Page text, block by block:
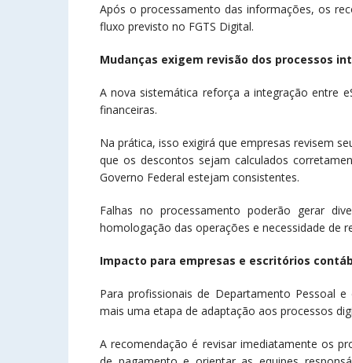
Após o processamento das informações, os
fluxo previsto no FGTS Digital.
Mudanças exigem revisão dos processos
A nova sistemática reforça a integração entre
financeiras.
Na prática, isso exigirá que empresas revisem
que os descontos sejam calculados
Governo Federal estejam consistentes.
Falhas no processamento poderão gerar
homologação das operações e necessidade de
Impacto para empresas e escritórios
Para profissionais de Departamento Pessoal
mais uma etapa de adaptação aos processos
A recomendação é revisar imediatamente os